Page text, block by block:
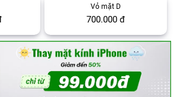
Vỏ mặt D
700.000 đ